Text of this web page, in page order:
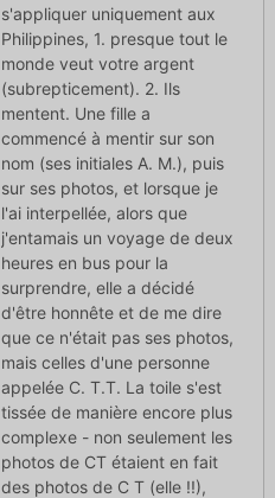
s'appliquer uniquement aux
Philippines, 1. presque tout le
monde veut votre argent
(subrepticement). 2. Ils
mentent. Une fille a
commencé à mentir sur son
nom (ses initiales A. M.), puis
sur ses photos, et lorsque je
l'ai interpellée, alors que
j'entamais un voyage de deux
heures en bus pour la
surprendre, elle a décidé
d'être honnête et de me dire
que ce n'était pas ses photos,
mais celles d'une personne
appelée C. T.T. La toile s'est
tissée de manière encore plus
complexe - non seulement les
photos de CT étaient en fait
des photos de C T (elle !!),